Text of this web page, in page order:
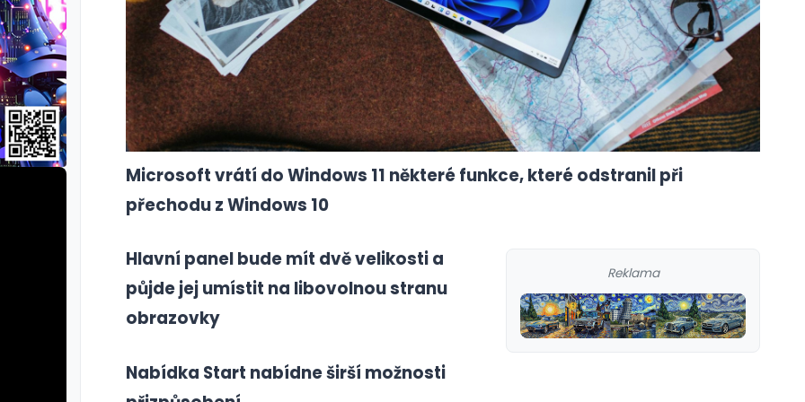
Microsoft vrátí do Windows 11 některé funkce, které odstranil při
přechodu z Windows 10
Reklama
Hlavní panel bude mít dvě velikosti a
půjde jej umístit na libovolnou stranu
obrazovky
Nabídka Start nabídne širší možnosti